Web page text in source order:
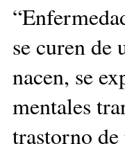
se curen de
nacen, se
mentales
trastorno